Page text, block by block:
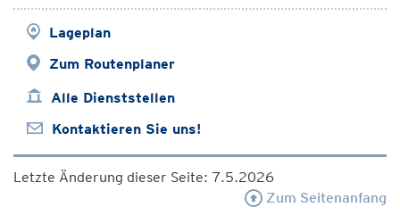
Lageplan
Zum Routenplaner
Alle Dienststellen
Kontaktieren Sie uns!
Letzte Änderung dieser Seite: 7.5.2026
Zum Seitenanfang